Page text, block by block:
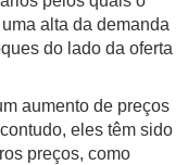
alta da demanda
do lado da oferta
aumento de preços
eles têm sido
preços, como